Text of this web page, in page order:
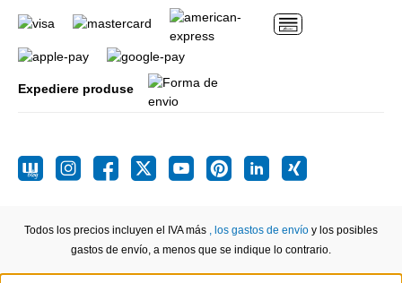
Expediere produse
Todos los precios incluyen el IVA más , los gastos de envío y los posibles
gastos de envío, a menos que se indique lo contrario.